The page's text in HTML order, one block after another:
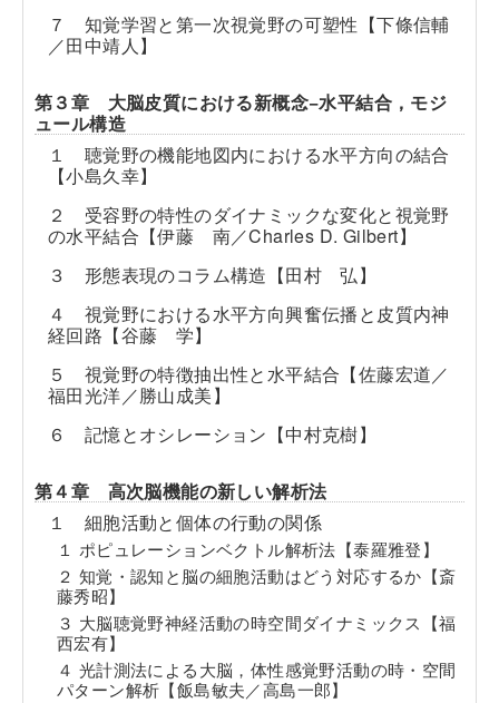
７ 知覚学習と第一次視覚野の可塑性【下條信輔
／田中靖人】
第３章 大脳皮質における新概念−水平結合，モジ
ュール構造
１ 聴覚野の機能地図内における水平方向の結合
【小島久幸】
２ 受容野の特性のダイナミックな変化と視覚野
の水平結合【伊藤 南／Charles D. Gilbert】
３ 形態表現のコラム構造【田村 弘】
４ 視覚野における水平方向興奮伝播と皮質内神
経回路【谷藤 学】
５ 視覚野の特徴抽出性と水平結合【佐藤宏道／
福田光洋／勝山成美】
６ 記憶とオシレーション【中村克樹】
第４章 高次脳機能の新しい解析法
１ 細胞活動と個体の行動の関係
１ ポピュレーションベクトル解析法【泰羅雅登】
２ 知覚・認知と脳の細胞活動はどう対応するか【斎
藤秀昭】
３ 大脳聴覚野神経活動の時空間ダイナミックス【福
西宏有】
４ 光計測法による大脳，体性感覚野活動の時・空間
パターン解析【飯島敏夫／高島一郎】